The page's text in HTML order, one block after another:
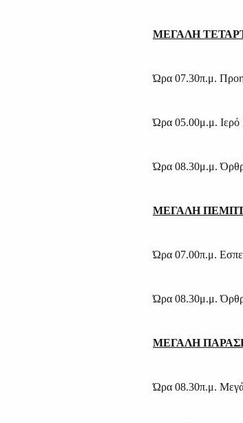
ΜΕΓΑΛΗ
Ώρα 07.30π.μ.
Ώρα 05.00μ.μ. Ιερό
Ώρα 08.30μ.μ.
ΜΕΓΑΛΗ ΠΕΜΠΤΗ
Ώρα 07.00π.μ.
Ώρα 08.30μ.μ.
ΜΕΓΑΛΗ
Ώρα 08.30π.μ.